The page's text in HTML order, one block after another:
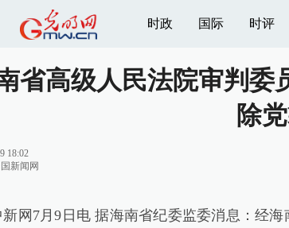
时政 国际 时评
省高级人民法院审判委
除
18:02
新闻网
新网7月9日电 据海南省纪委监委消息：经